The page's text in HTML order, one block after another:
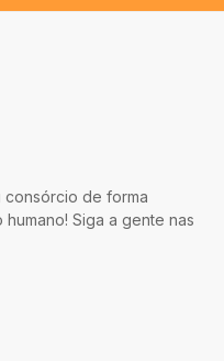
de forma
Siga a gente nas